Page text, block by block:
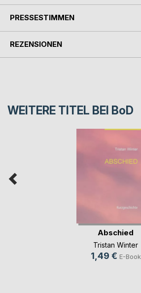
PRESSESTIMMEN
REZENSIONEN
WEITERE TITEL BEI BoD
Abschied
Tristan Winter
1,49 € E-Book